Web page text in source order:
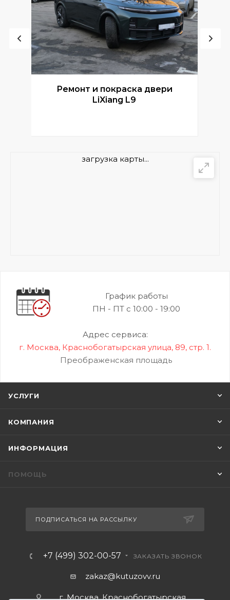
Ремонт и покраска двери
LiXiang L9
загрузка карты...
График работы
ПН - ПТ с 10:00 - 19:00
Адрес сервиса:
г. Москва, Краснобогатырская улица, 89, стр. 1.
Преображенская площадь
УСЛУГИ
КОМПАНИЯ
ИНФОРМАЦИЯ
ПОМОЩЬ
ПОДПИСАТЬСЯ НА РАССЫЛКУ
+7 (499) 302-00-57 ЗАКАЗАТЬ ЗВОНОК
zakaz@kutuzovv.ru
г. Москва, Краснобогатырская